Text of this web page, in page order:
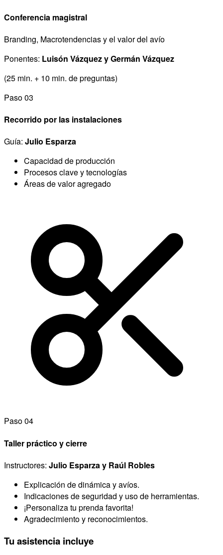
Conferencia magistral
Branding, Macrotendencias y el valor del avío
Ponentes: Luisón Vázquez y Germán Vázquez
(25 min. + 10 min. de preguntas)
Paso 03
Recorrido por las instalaciones
Guía: Julio Esparza
Capacidad de producción
Procesos clave y tecnologías
Áreas de valor agregado
Paso 04
Taller práctico y cierre
Instructores: Julio Esparza y Raúl Robles
Explicación de dinámica y avíos.
Indicaciones de seguridad y uso de herramientas.
¡Personaliza tu prenda favorita!
Agradecimiento y reconocimientos.
Tu asistencia incluye